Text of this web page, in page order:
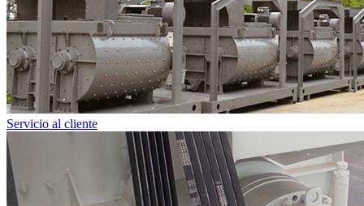
Servicio al cliente